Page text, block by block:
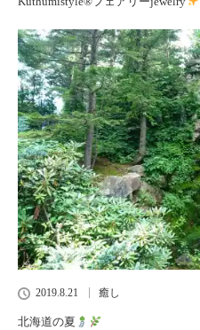
2019.8.21 癒し
北海道の夏